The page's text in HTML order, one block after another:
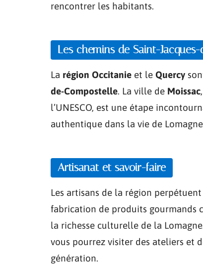
rencontrer les habitants.
Les chemins de Saint-
La région Occitanie et le Quercy
de-Compostelle. La ville de Moissac
l’UNESCO, est une étape
authentique dans la vie de
Artisanat et savoir-faire
Les artisans de la région
fabrication de produits gourmands
la richesse culturelle de la
vous pourrez visiter des ateliers et
génération.